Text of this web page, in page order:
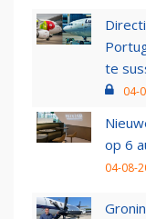
te
04-
op 6
04-08-